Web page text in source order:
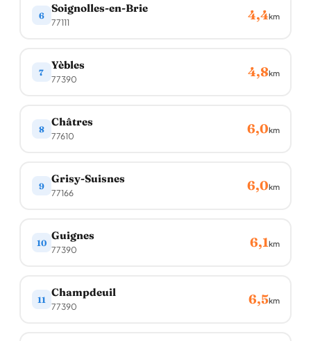
6
Soignolles-en-Brie
77111 4,4km
7
Yèbles
77390 4,8km
8
Châtres
77610 6,0km
9
Grisy-Suisnes
77166 6,0km
10
Guignes
77390 6,1km
11
Champdeuil
77390 6,5km